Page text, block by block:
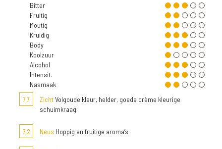
Bitter
Fruitig
Moutig
Kruidig
Body
Koolzuur
Alcohol
Intensit.
Nasmaak
7,7
ZichtVolgoude kleur, helder, goede crème kleurige
schuimkraag
7,2 Neus Hoppig en fruitige aroma’s